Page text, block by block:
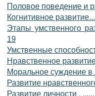
Половое поведение и
Когнитивное
Этапы умственного
19
Умственные
Нравственное
Моральное суждение в
Развитие
Развитие личности .